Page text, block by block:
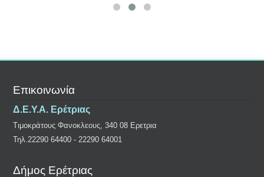
Επικοινωνία
Δ.Ε.Υ.Α. Ερέτριας
Τιμοκράτους Φανοκλεους, 340 08 Ερετρια
Τηλ.22290 64400 - 22290 64001
Δήμος Ερέτριας